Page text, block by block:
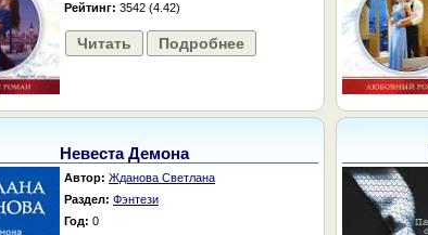
Рейтинг: 3542 (4.42)
Читать Подробнее
Невеста Демона
Автор: Жданова Светлана
Раздел: Фэнтези
Год: 0